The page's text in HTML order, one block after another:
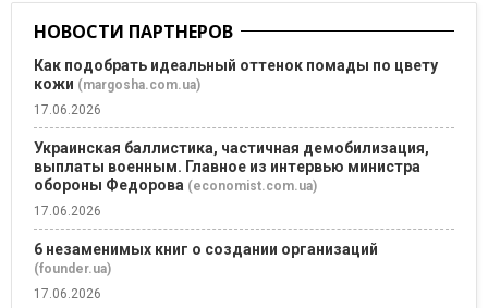
НОВОСТИ ПАРТНЕРОВ
Как подобрать идеальный оттенок помады по цвету
кожи (margosha.com.ua)
17.06.2026
Украинская баллистика, частичная демобилизация,
выплаты военным. Главное из интервью министра
обороны Федорова (economist.com.ua)
17.06.2026
6 незаменимых книг о создании организаций
(founder.ua)
17.06.2026